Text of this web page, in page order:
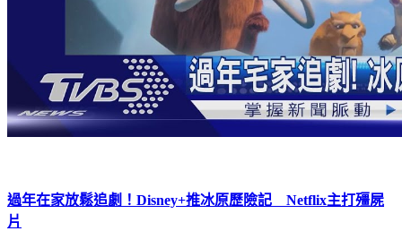
過年在家放鬆追劇！Disney+推冰原歷險記 Netflix主打殭屍
片